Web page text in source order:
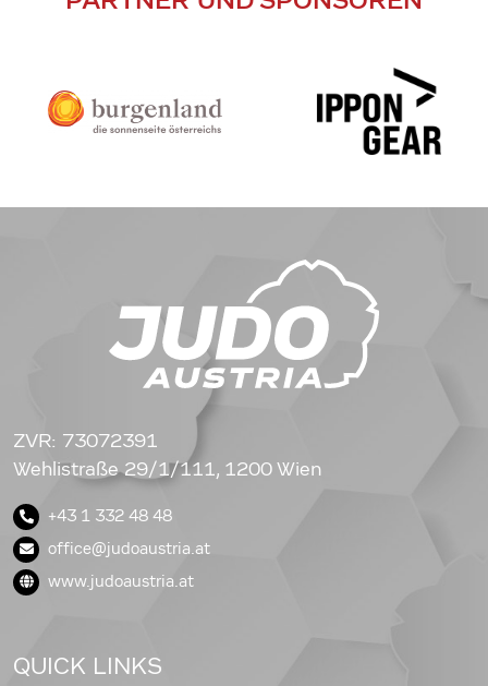
ZVR: 73072391
Wehlistraße 29/1/111, 1200 Wien
+43 1 332 48 48
office@judoaustria.at
www.judoaustria.at
QUICK LINKS